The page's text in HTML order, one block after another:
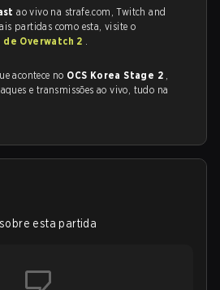
ao vivo na strafe.com, Twitch and
partidas como esta, visite o
Overwatch 2 .
acontece no OCS Korea Stage 2 ,
e transmissões ao vivo, tudo na
esta partida